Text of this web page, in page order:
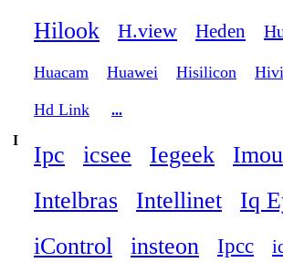
Hilook
H.view Heden
Huacam Huawei Hisilicon
Hd Link
...
I
Ipc icsee Iegeek Imou
Intelbras
Intellinet
Iq
iControl
insteon Ipcc